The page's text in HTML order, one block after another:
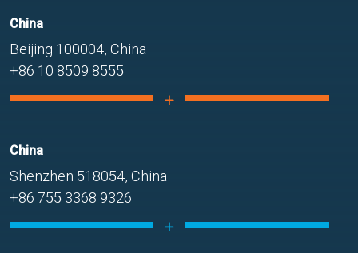
China
Beijing 100004, China
+86 10 8509 8555
China
Shenzhen 518054, China
+86 755 3368 9326